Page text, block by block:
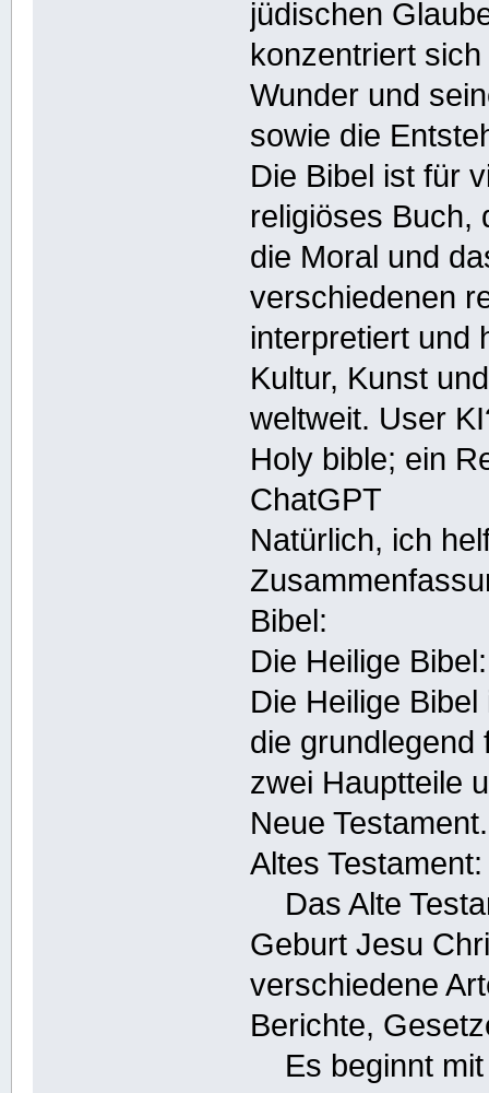
jüdischen
konzentriert
Wunder und
sowie die
Die Bibel ist für
religiöses Buch,
die Moral und
verschiedenen
interpretiert und
Kultur, Kunst
weltweit. User
Holy bible; ein
ChatGPT
Natürlich, ich
Bibel:
Die Heilige
Die Heilige
die grundlegend
zwei Hauptteile
Neue Testament.
Altes Testament:
Das Alte
Geburt Jesu
verschiedene
Berichte,
Es beginnt mit